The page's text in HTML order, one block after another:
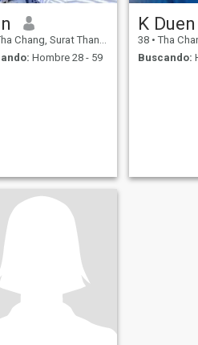
Chang, Surat Thani, Tailandia
Hombre 28 - 59
K Duen
38 • Tha Chang,
Buscando: